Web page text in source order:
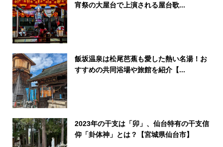
宵祭の大屋台で上演される屋台歌...
飯坂温泉は松尾芭蕉も愛した熱い名湯！お
すすめの共同浴場や旅館を紹介【...
2023年の干支は「卯」、仙台特有の干支信
仰「卦体神」とは？【宮城県仙台市】